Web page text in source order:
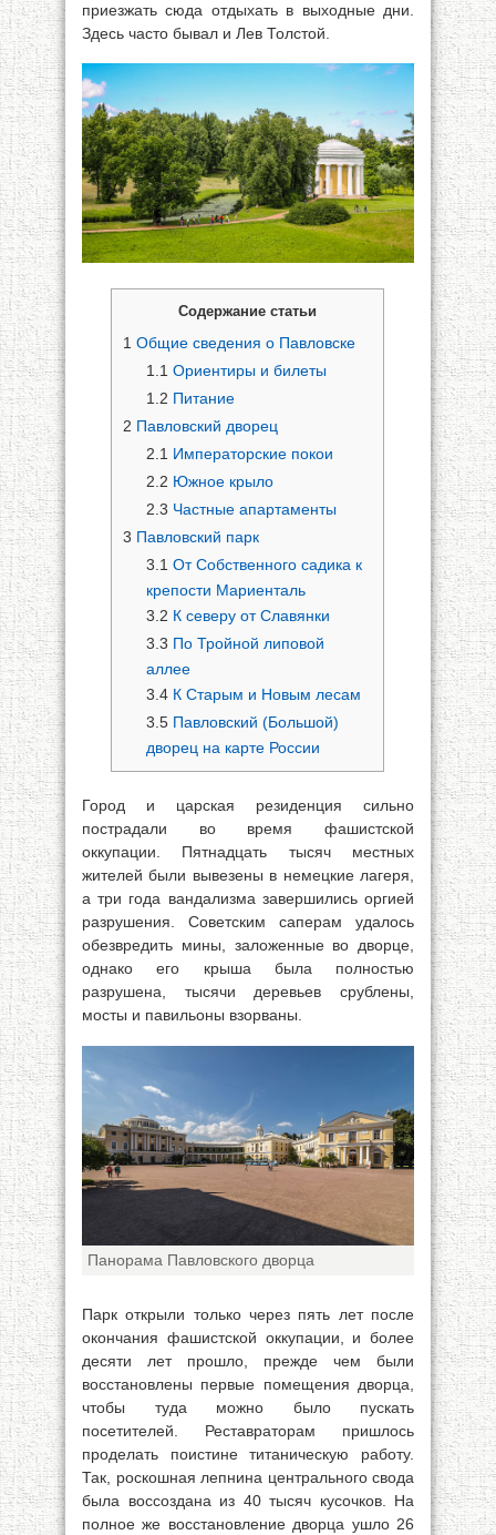
приезжать сюда отдыхать в выходные дни.
Здесь часто бывал и Лев Толстой.
Содержание статьи
1 Общие сведения о Павловске
1.1 Ориентиры и билеты
1.2 Питание
2 Павловский дворец
2.1 Императорские покои
2.2 Южное крыло
2.3 Частные апартаменты
3 Павловский парк
3.1 От Собственного садика к
крепости Мариенталь
3.2 К северу от Славянки
3.3 По Тройной липовой
аллее
3.4 К Старым и Новым лесам
3.5 Павловский (Большой)
дворец на карте России
Город и царская резиденция сильно
пострадали во время фашистской
оккупации. Пятнадцать тысяч местных
жителей были вывезены в немецкие лагеря,
а три года вандализма завершились оргией
разрушения. Советским саперам удалось
обезвредить мины, заложенные во дворце,
однако его крыша была полностью
разрушена, тысячи деревьев срублены,
мосты и павильоны взорваны.
Панорама Павловского дворца
Парк открыли только через пять лет после
окончания фашистской оккупации, и более
десяти лет прошло, прежде чем были
восстановлены первые помещения дворца,
чтобы туда можно было пускать
посетителей. Реставраторам пришлось
проделать поистине титаническую работу.
Так, роскошная лепнина центрального свода
была воссоздана из 40 тысяч кусочков. На
полное же восстановление дворца ушло 26